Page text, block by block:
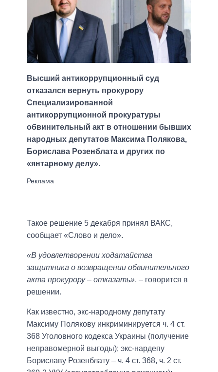
Высший антикоррупционный суд
отказался вернуть прокурору
Специализированной
антикоррупционной прокуратуры
обвинительный акт в отношении бывших
народных депутатов Максима Полякова,
Борислава Розенблата и других по
«янтарному делу».
Такое решение 5 декабря принял ВАКС,
сообщает «Слово и дело».
«В удовлетворении ходатайства
защитника о возвращении обвинительного
акта прокурору – отказать», – говорится в
решении.
Как известно, экс-народному депутату
Максиму Полякову инкриминируется ч. 4 ст.
368 Уголовного кодекса Украины (получение
неправомерной выгоды); экс-нардепу
Бориславу Розенблату – ч. 4 ст. 368, ч. 2 ст.